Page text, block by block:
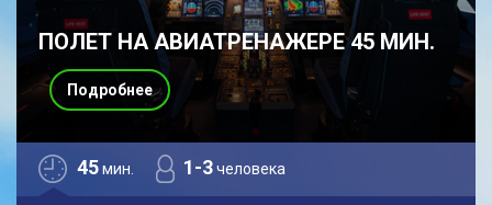
ПОЛЕТ НА АВИАТРЕНАЖЕРЕ 45 МИН.
45мин. 1-3человека
Подробнее